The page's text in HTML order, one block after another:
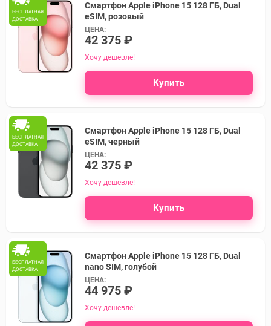
БЕСПЛАТНАЯ
ДОСТАВКА
Смартфон Apple iPhone 15 128 ГБ, Dual
eSIM, розовый
ЦЕНА:
42 375 ₽
Хочу дешевле!
Купить
БЕСПЛАТНАЯ
ДОСТАВКА
Смартфон Apple iPhone 15 128 ГБ, Dual
eSIM, черный
ЦЕНА:
42 375 ₽
Хочу дешевле!
Купить
БЕСПЛАТНАЯ
ДОСТАВКА
Смартфон Apple iPhone 15 128 ГБ, Dual
nano SIM, голубой
ЦЕНА:
44 975 ₽
Хочу дешевле!